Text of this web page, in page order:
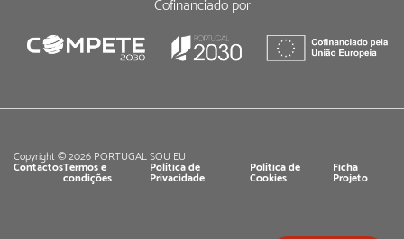
Cofinanciado por
Copyright © 2026 PORTUGAL SOU EU
ContactosTermos e
condições
Política de
Privacidade
Política de
Cookies
Ficha
Projeto